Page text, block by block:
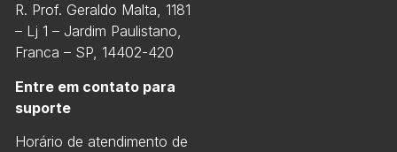
R. Prof. Geraldo Malta, 1181
– Lj 1 – Jardim Paulistano,
Franca – SP, 14402-420
Entre em contato para
suporte
Horário de atendimento de